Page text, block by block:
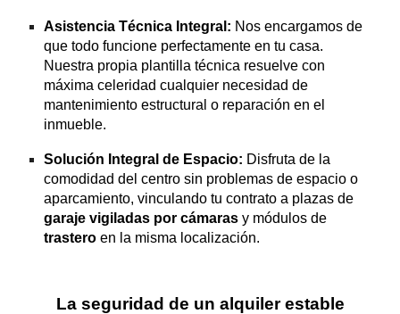
Asistencia Técnica Integral: Nos encargamos de
que todo funcione perfectamente en tu casa.
Nuestra propia plantilla técnica resuelve con
máxima celeridad cualquier necesidad de
mantenimiento estructural o reparación en el
inmueble.
Solución Integral de Espacio: Disfruta de la
comodidad del centro sin problemas de espacio o
aparcamiento, vinculando tu contrato a plazas de
garaje vigiladas por cámaras y módulos de
trastero en la misma localización.
La seguridad de un alquiler estable